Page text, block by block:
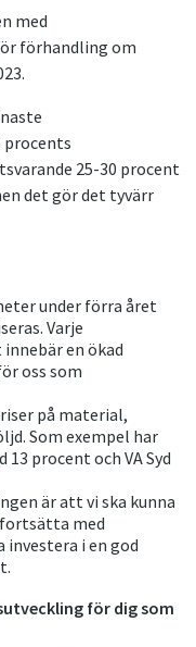
med
förhandling om
procents
25-30 procent
det gör det tyvärr
under förra året
Varje
en ökad
oss som
på material,
Som exempel har
procent och VA Syd
är att vi ska kunna
med
i en god
för dig som